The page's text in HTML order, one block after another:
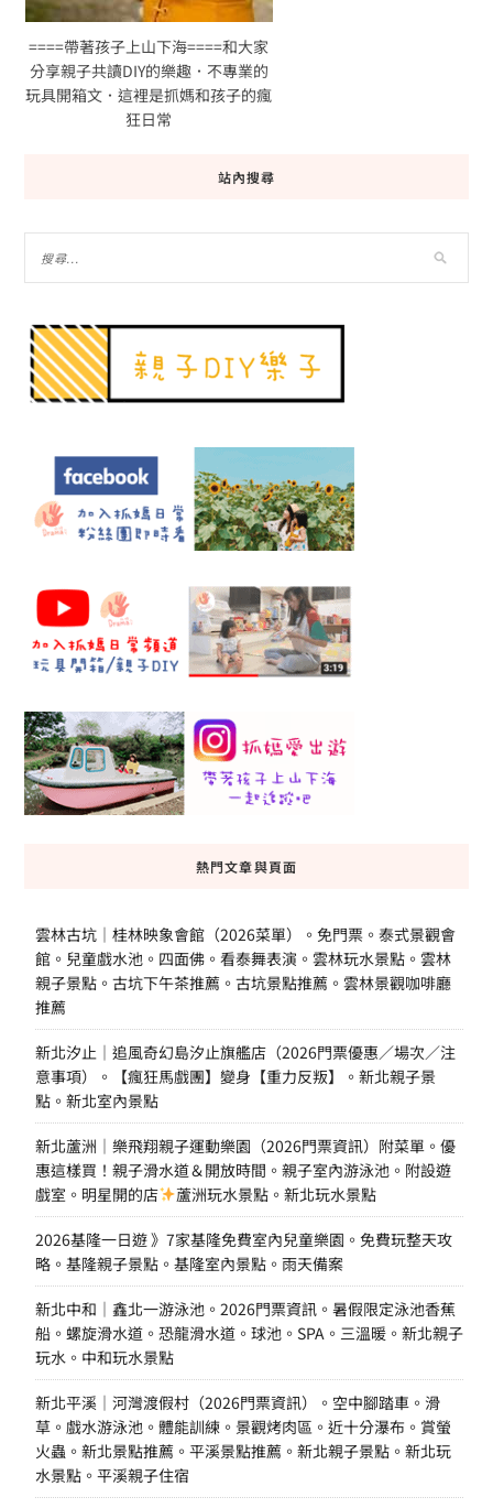
====帶著孩子上山下海====和大家
分享親子共讀DIY的樂趣．不專業的
玩具開箱文．這裡是抓媽和孩子的瘋
狂日常
站內搜尋
熱門文章與頁面
雲林古坑｜桂林映象會館（2026菜單）。免門票。泰式景觀會
館。兒童戲水池。四面佛。看泰舞表演。雲林玩水景點。雲林
親子景點。古坑下午茶推薦。古坑景點推薦。雲林景觀咖啡廳
推薦
新北汐止｜追風奇幻島汐止旗艦店（2026門票優惠／場次／注
意事項）。【瘋狂馬戲團】變身【重力反叛】。新北親子景
點。新北室內景點
新北蘆洲｜樂飛翔親子運動樂園（2026門票資訊）附菜單。優
惠這樣買！親子滑水道＆開放時間。親子室內游泳池。附設遊
戲室。明星開的店
蘆洲玩水景點。新北玩水景點
2026基隆一日遊 》7家基隆免費室內兒童樂園。免費玩整天攻
略。基隆親子景點。基隆室內景點。雨天備案
新北中和｜鑫北一游泳池。2026門票資訊。暑假限定泳池香蕉
船。螺旋滑水道。恐龍滑水道。球池。SPA。三溫暖。新北親子
玩水。中和玩水景點
新北平溪｜河灣渡假村（2026門票資訊）。空中腳踏車。滑
草。戲水游泳池。體能訓練。景觀烤肉區。近十分瀑布。賞螢
火蟲。新北景點推薦。平溪景點推薦。新北親子景點。新北玩
水景點。平溪親子住宿